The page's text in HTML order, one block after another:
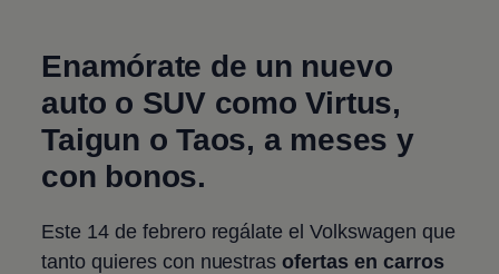
Enamórate de un nuevo
auto o SUV como Virtus,
Taigun o Taos, a meses y
con bonos.
Este 14 de febrero regálate el Volkswagen que
tanto quieres con nuestrasofertas en carros